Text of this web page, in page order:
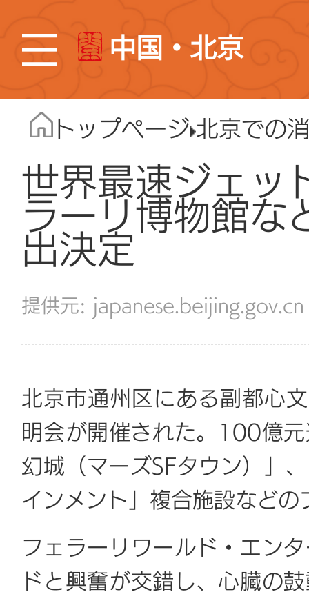
中国・北京
トップページ 北京での
世界最速ジェッ
ラーリ博物館な
出決定
japanese.beijing.gov.cn
北京市通州区にある副都心
明会が開催された。100億
幻城（マーズSFタウン）」
インメント」複合施設など
フェラーリワールド・エン
ドと興奮が交錯し、心臓の